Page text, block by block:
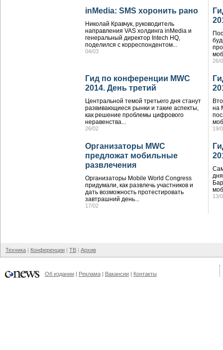
inMedia: SMS хоронить рано
Николай Кравчук, руководитель
направления VAS холдинга inMedia и
генеральный директор Intech HQ,
поделился с корреспондентом...
04/03
26/
Гид по конференции MWC
2014. День третий
Центральной темой третьего дня станут
развивающиеся рынки и такие аспекты,
как решение проблемы цифрового
неравенства...
26/02
на
19/
Организаторы MWC
предложат мобильные
развлечения
Организаторы Mobile World Congress
придумали, как развлечь участников и
дать возможность протестировать
завтрашний день...
17/02
13/
Техника Конференции ТВ Архив
Об издании Реклама Вакансии Контакты